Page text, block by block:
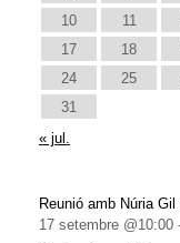
10
11
17
18
24
25
31
« jul.
Reunió amb Núria
17 setembre @10:00